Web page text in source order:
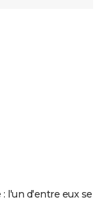
l'un d'entre eux se